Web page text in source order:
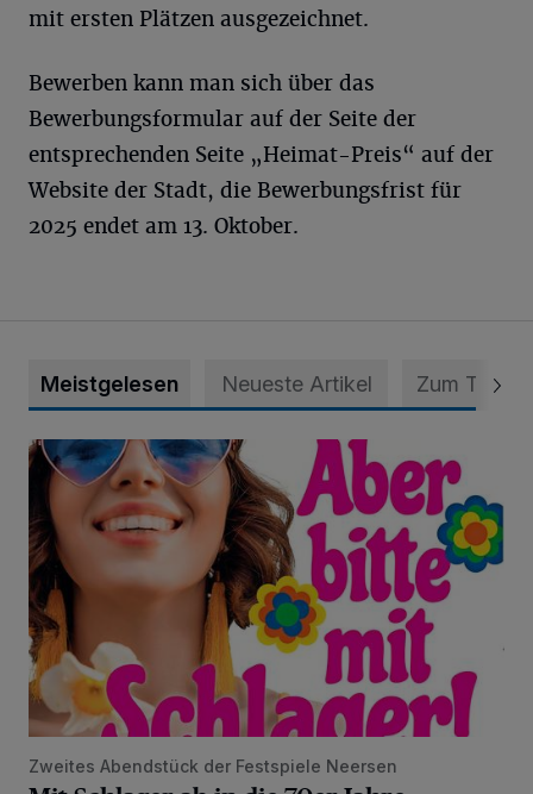
mit ersten Plätzen ausgezeichnet.
Bewerben kann man sich über das
Bewerbungsformular auf der Seite der
entsprechenden Seite „Heimat-Preis“ auf der
Website der Stadt, die Bewerbungsfrist für
2025 endet am 13. Oktober.
Meistgelesen Neueste Artikel Zum Thema
Mit Schlager ab in die 70er-Jahre
Zweites Abendstück der Festspiele Neersen